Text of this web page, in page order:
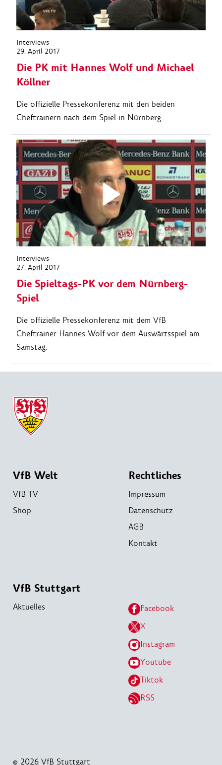
Interviews
29. April 2017
Die PK mit Hannes Wolf und Michael
Köllner
Die offizielle Pressekonferenz mit den beiden
Cheftrainern nach dem Spiel in Nürnberg.
Interviews
27. April 2017
Die Spieltags-PK vor dem Nürnberg-
Spiel
Die offizielle Pressekonferenz mit dem VfB
Cheftrainer Hannes Wolf vor dem Auswärtsspiel am
Samstag.
VfB Welt
VfB TV
Shop
Rechtliches
Impressum
Datenschutz
AGB
Kontakt
VfB Stuttgart
Aktuelles
Facebook
X
Instagram
Youtube
Tiktok
RSS
© 2026 VfB Stuttgart